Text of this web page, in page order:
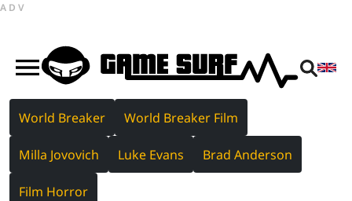
ADV
World Breaker World Breaker Film
Milla Jovovich Luke Evans Brad Anderson
Film Horror